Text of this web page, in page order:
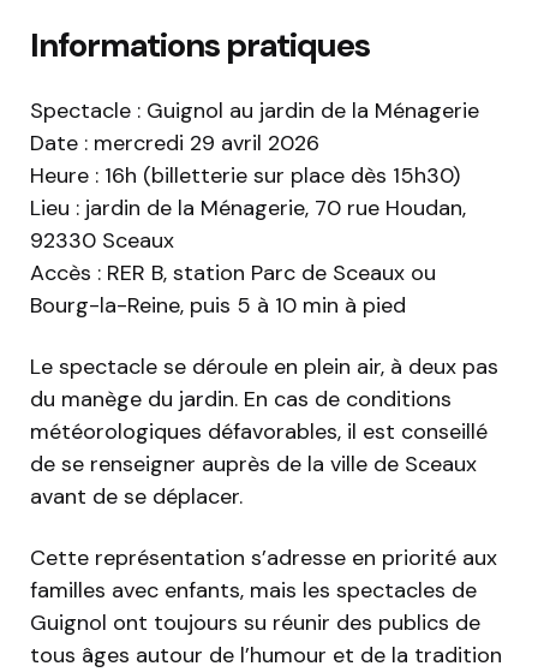
Informations pratiques
Spectacle : Guignol au jardin de la Ménagerie
Date : mercredi 29 avril 2026
Heure : 16h (billetterie sur place dès 15h30)
Lieu : jardin de la Ménagerie, 70 rue Houdan,
92330 Sceaux
Accès : RER B, station Parc de Sceaux ou
Bourg-la-Reine, puis 5 à 10 min à pied
Le spectacle se déroule en plein air, à deux pas
du manège du jardin. En cas de conditions
météorologiques défavorables, il est conseillé
de se renseigner auprès de la ville de Sceaux
avant de se déplacer.
Cette représentation s’adresse en priorité aux
familles avec enfants, mais les spectacles de
Guignol ont toujours su réunir des publics de
tous âges autour de l’humour et de la tradition